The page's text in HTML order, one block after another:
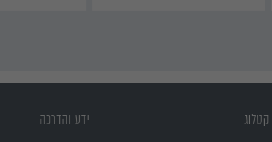
קטלוג ידע והדרכה